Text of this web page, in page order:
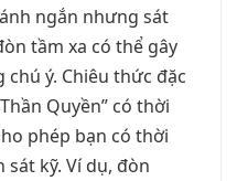
ngắn nhưng sát
tầm xa có thể gây
ý. Chiêu thức đặc
Quyền” có thời
phép bạn có thời
kỹ. Ví dụ, đòn